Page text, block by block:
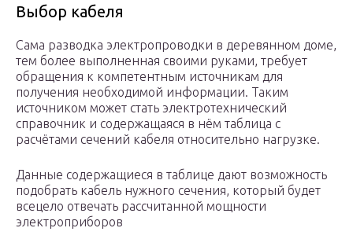
Выбор кабеля
Сама разводка электропроводки в деревянном доме,
тем более выполненная своими руками, требует
обращения к компетентным источникам для
получения необходимой информации. Таким
источником может стать электротехнический
справочник и содержащаяся в нём таблица с
расчётами сечений кабеля относительно нагрузке.
Данные содержащиеся в таблице дают возможность
подобрать кабель нужного сечения, который будет
всецело отвечать рассчитанной мощности
электроприборов